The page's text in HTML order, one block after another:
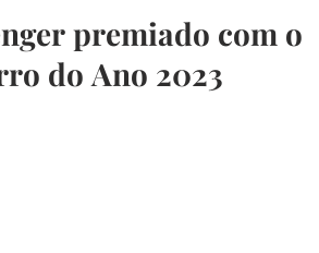
premiado com o
do Ano 2023